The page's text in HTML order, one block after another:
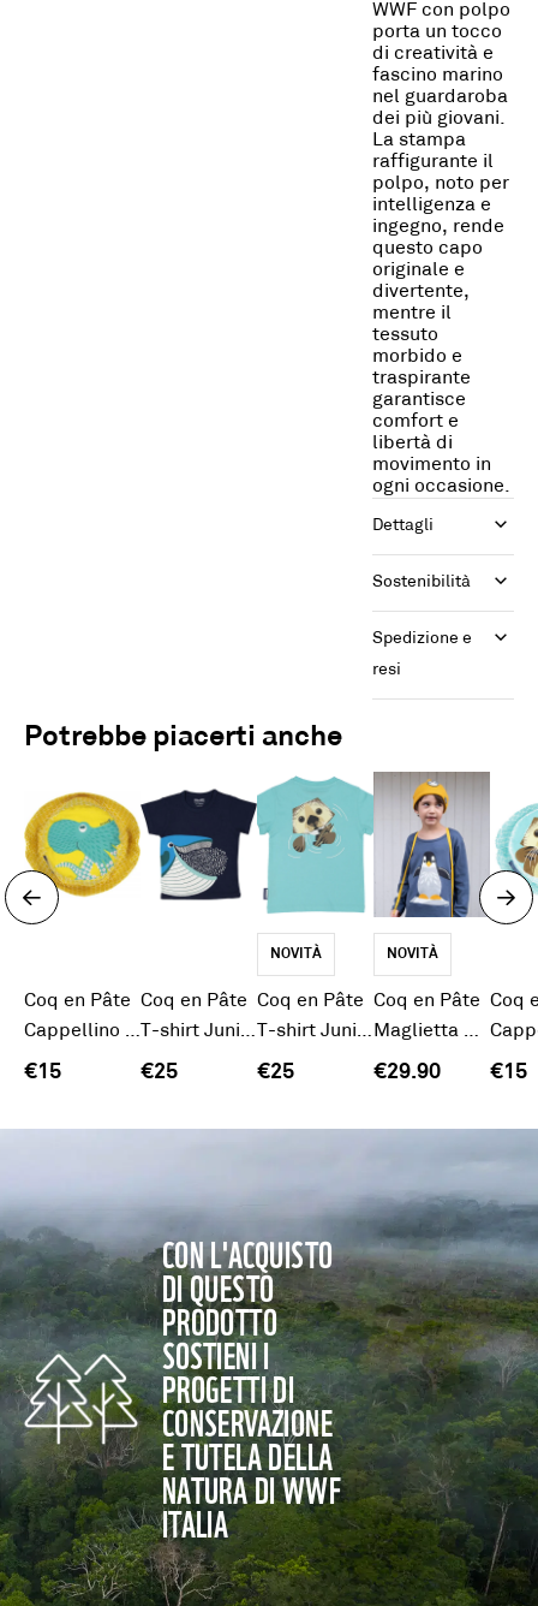
WWF con polpo
porta un tocco
di creatività e
fascino marino
nel guardaroba
dei più giovani.
La stampa
raffigurante il
polpo, noto per
intelligenza e
ingegno, rende
questo capo
originale e
divertente,
mentre il
tessuto
morbido e
traspirante
garantisce
comfort e
libertà di
movimento in
ogni occasione.
Dettagli
Sostenibilità
Spedizione e
resi
Potrebbe piacerti anche
Coq en Pâte
Cappellino estivo Polpo
€15
Coq en Pâte
T-shirt Junior Balena
€25
NOVITÀ
Coq en Pâte
T-shirt Junior Lontra
€25
NOVITÀ
Coq en Pâte
Maglietta maniche lunghe pinguino
€29.90
Coq
€15
CON L'ACQUISTO
DI QUESTO
PRODOTTO
SOSTIENI I
PROGETTI DI
CONSERVAZIONE
E TUTELA DELLA
NATURA DI WWF
ITALIA